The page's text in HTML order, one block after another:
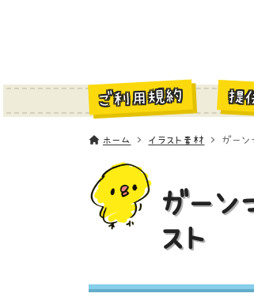
ご利用規約 提
ホーム イラスト素材 ガーン
ガーン
スト